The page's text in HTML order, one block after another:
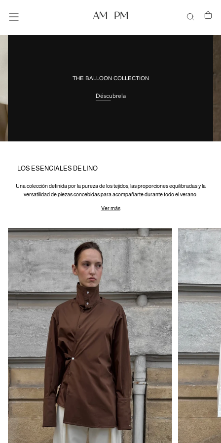
al
contenido
THE BALLOON COLLECTION
Déscubrela
LOS ESENCIALES DE LINO
Una colección definida por la pureza de los tejidos, las proporciones equilibradas y la
versatilidad de piezas concebidas para acompañarte durante todo el verano.
Ver más